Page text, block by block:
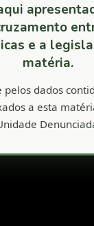
e a
matéria.
dados
a esta